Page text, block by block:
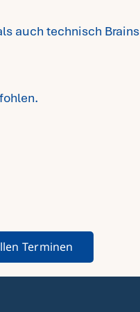
auch technisch
Terminen